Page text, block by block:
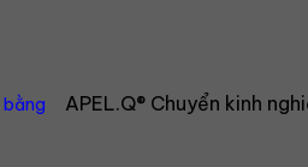
bằng APEL.Q® Chuyển kinh